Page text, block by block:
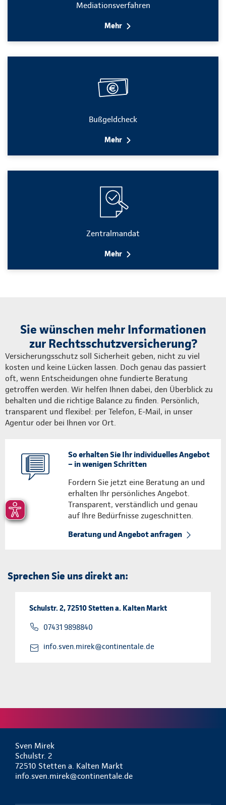
Mediationsverfahren
Mehr
Bußgeldcheck
Mehr
Zentralmandat
Mehr
Sie wünschen mehr Informationen
zur Rechtsschutzversicherung?
Versicherungsschutz soll Sicherheit geben, nicht zu viel
kosten und keine Lücken lassen. Doch genau das passiert
oft, wenn Entscheidungen ohne fundierte Beratung
getroffen werden. Wir helfen Ihnen dabei, den Überblick zu
behalten und die richtige Balance zu finden. Persönlich,
transparent und flexibel: per Telefon, E-Mail, in unser
Agentur oder bei Ihnen vor Ort.
So erhalten Sie Ihr individuelles Angebot
– in wenigen Schritten
Fordern Sie jetzt eine Beratung an und
erhalten Ihr persönliches Angebot.
Transparent, verständlich und genau
auf Ihre Bedürfnisse zugeschnitten.
Beratung und Angebot anfragen
Sprechen Sie uns direkt an:
Schulstr. 2, 72510 Stetten a. Kalten Markt
07431 9898840
info.sven.mirek@continentale.de
Sven Mirek
Schulstr. 2
72510 Stetten a. Kalten Markt
info.sven.mirek@continentale.de